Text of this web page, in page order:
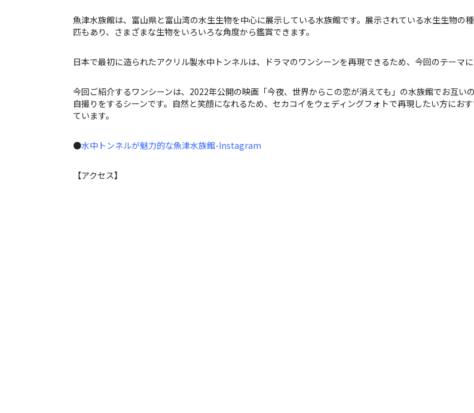
魚津水族館は、富山県と富山湾の水生生物を中心に展示している水族館です。展示されている水生生物の
匹もあり、さまざまな生物をいろいろな角度から鑑賞できます。
日本で最初に造られたアクリル製水中トンネルは、ドラマのワンシーンを再現できるため、今回のテーマに
今回ご紹介するワンシーンは、2022年公開の映画「今夜、世界からこの恋が消えても」の水族館でお互い
自撮りをするシーンです。自然と笑顔になれるため、セカコイをウェディングフォトで再現したい方にお
ています。
●水中トンネルが魅力的な魚津水族館-Instagram
【アクセス】